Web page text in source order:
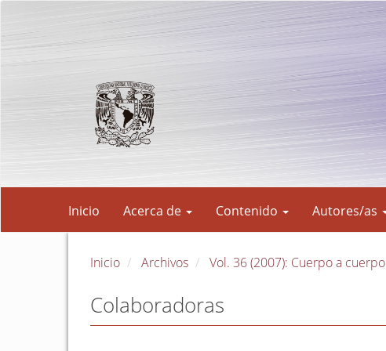
principal
Inicio Acerca de Contenido Autores/as
Inicio Archivos Vol. 36 (2007): Cuerpo a cuerpo
Colaboradoras